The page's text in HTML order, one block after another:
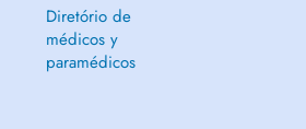
Diretório de
médicos y
paramédicos